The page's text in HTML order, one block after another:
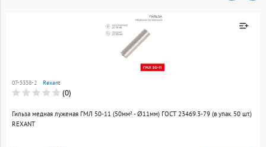
сравнению
07-5358-2 Rexant
(0)
Гильза медная луженая ГМЛ 50-11 (50мм² - Ø11мм) ГОСТ 23469.3-79 (в упак. 50 шт.)
REXANT